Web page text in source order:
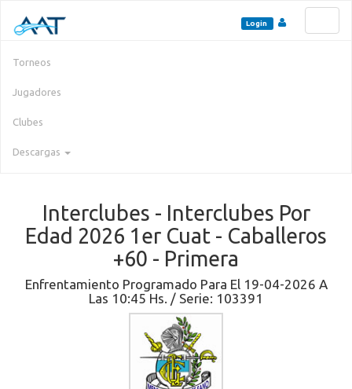
Torneos
Jugadores
Clubes
Descargas
Login
Interclubes - Interclubes Por
Edad 2026 1er Cuat - Caballeros
+60 - Primera
Enfrentamiento Programado Para El 19-04-2026 A
Las 10:45 Hs. / Serie: 103391